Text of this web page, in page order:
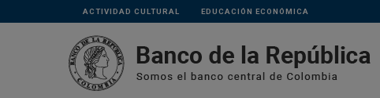
Pasar al contenido principal
Links
secundarios
ACTIVIDAD CULTURAL EDUCACIÓN ECONÓMICA